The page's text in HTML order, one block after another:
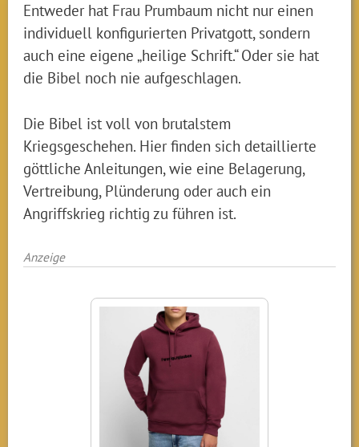
Entweder hat Frau Prumbaum nicht nur einen
individuell konfigurierten Privatgott, sondern
auch eine eigene „heilige Schrift.“ Oder sie hat
die Bibel noch nie aufgeschlagen.
Die Bibel ist voll von brutalstem
Kriegsgeschehen. Hier finden sich detaillierte
göttliche Anleitungen, wie eine Belagerung,
Vertreibung, Plünderung oder auch ein
Angriffskrieg richtig zu führen ist.
Anzeige